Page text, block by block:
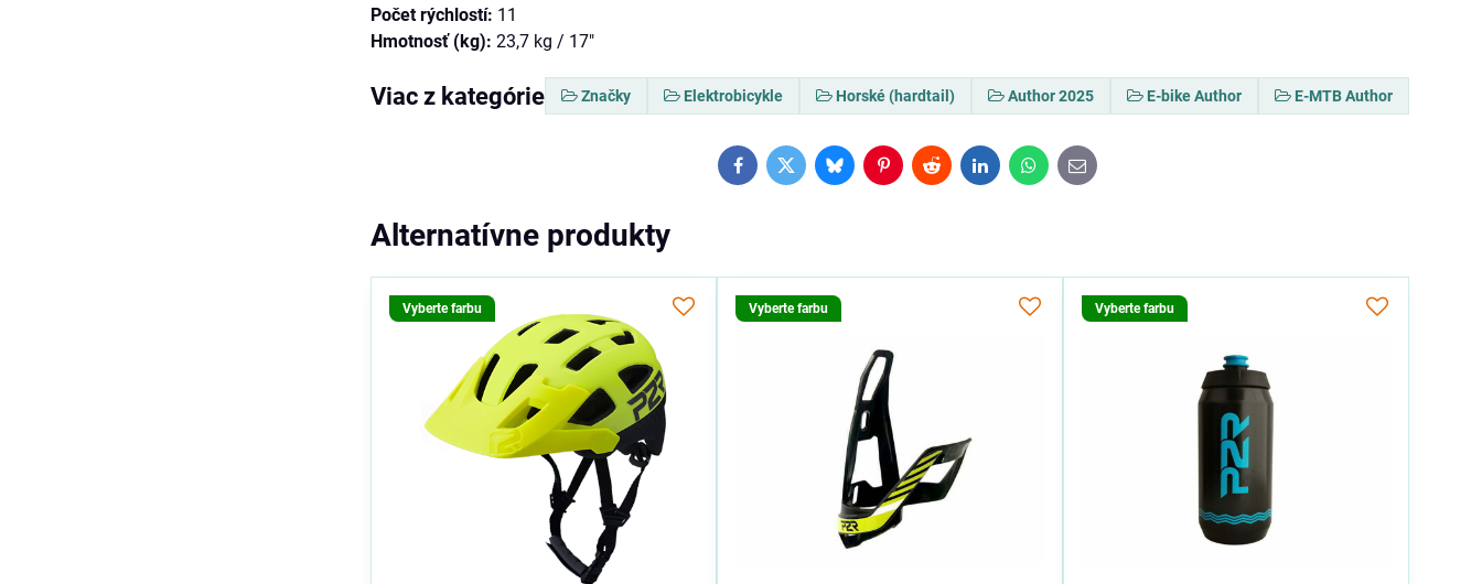
Počet rýchlostí: 11
Hmotnosť (kg): 23,7 kg / 17"
Viac z kategórie Značky Elektrobicykle Horské (hardtail) Author 2025 E-bike Author E-MTB Author
FacebookTwitterBlueskyPinterestRedditLinkedInWhatsApp
E-
mail
Alternatívne produkty
Vyberte farbu Vyberte farbu Vyberte farbu